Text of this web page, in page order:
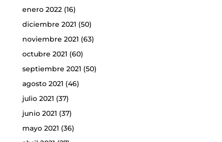
enero 2022(16)
diciembre 2021 (50)
noviembre 2021 (63)
octubre 2021 (60)
septiembre 2021 (50)
agosto 2021 (46)
julio 2021 (37)
junio 2021 (37)
mayo 2021 (36)